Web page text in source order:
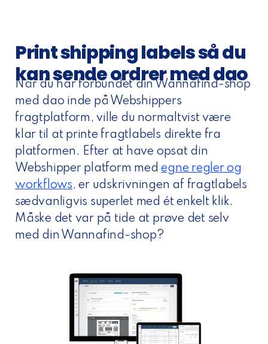
Print shipping labels så du
kan sende ordrer med dao
Når du har forbundet din Wannafind-shop
med dao inde på Webshippers
fragtplatform, ville du normaltvist være
klar til at printe fragtlabels direkte fra
platformen. Efter at have opsat din
Webshipper platform medegne regler og
workflows, er udskrivningen af fragtlabels
sædvanligvis superlet med ét enkelt klik.
Måske det var på tide at prøve det selv
med din Wannafind-shop?